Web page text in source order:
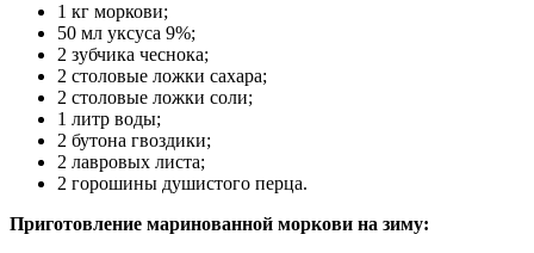
1 кг моркови;
50 мл уксуса 9%;
2 зубчика чеснока;
2 столовые ложки сахара;
2 столовые ложки соли;
1 литр воды;
2 бутона гвоздики;
2 лавровых листа;
2 горошины душистого перца.
Приготовление маринованной моркови на зиму: